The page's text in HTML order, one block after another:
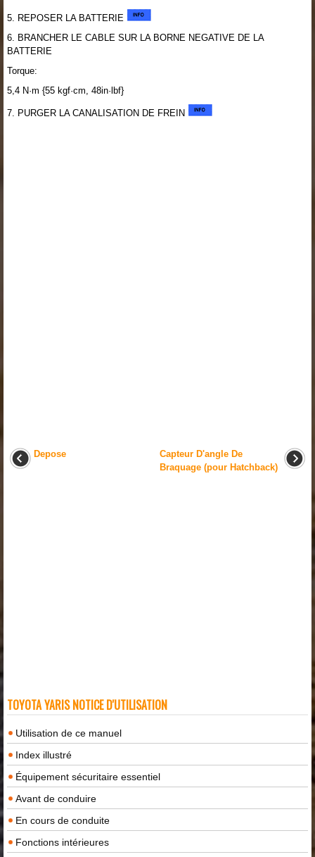
5. REPOSER LA BATTERIE
6. BRANCHER LE CABLE SUR LA BORNE NEGATIVE DE LA
BATTERIE
Torque:
5,4 N·m {55 kgf·cm, 48in·lbf}
7. PURGER LA CANALISATION DE FREIN
Depose
Capteur D'angle De
Braquage (pour Hatchback)
TOYOTA YARIS NOTICE D'UTILISATION
Utilisation de ce manuel
Index illustré
Équipement sécuritaire essentiel
Avant de conduire
En cours de conduite
Fonctions intérieures